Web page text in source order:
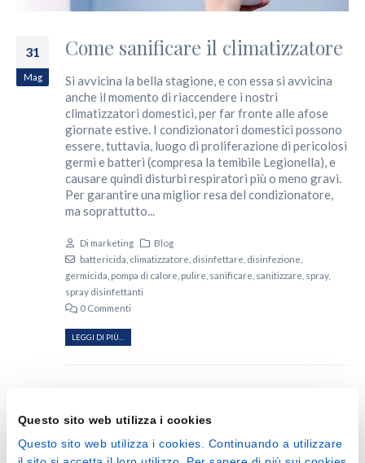
Questo sito web utilizza i cookies
Questo sito web utilizza i cookies. Continuando a utilizzare
31
Mag
Come sanificare il climatizzatore
Si avvicina la bella stagione, e con essa si avvicina
anche il momento di riaccendere i nostri
climatizzatori domestici, per far fronte alle afose
giornate estive. I condizionatori domestici possono
essere, tuttavia, luogo di proliferazione di pericolosi
germi e batteri (compresa la temibile Legionella), e
causare quindi disturbi respiratori più o meno gravi.
Per garantire una miglior resa del condizionatore,
ma soprattutto...
Di marketing
Blog
battericida climatizzatore disinfettare disinfezione
germicida pompa di calore pulire sanificare sanitizzare spray,
spray disinfettanti
0 Commenti
LEGGI DI PIÙ...